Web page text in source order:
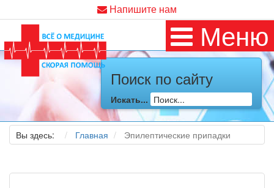
Напишите нам
Меню
Поиск по сайту
Искать...
Вы здесь: Главная Эпилептические припадки